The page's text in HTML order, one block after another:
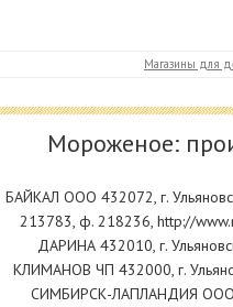
Магазины для
Мороженое:
БАЙКАЛ ООО 432072, г.
213783, ф. 218236, http://
ДАРИНА 432010, г.
КЛИМАНОВ ЧП 432000, г.
СИМБИРСК-ЛАПЛАНДИЯ ООО